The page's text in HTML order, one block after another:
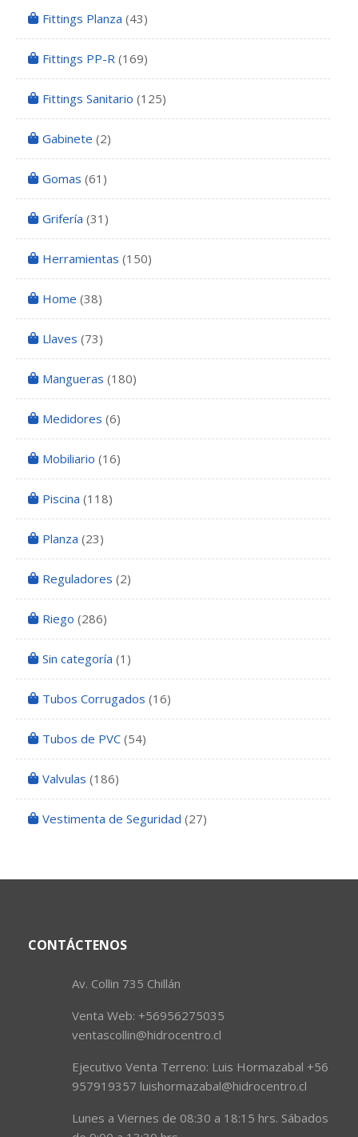
Fittings Planza (43)
Fittings PP-R (169)
Fittings Sanitario (125)
Gabinete (2)
Gomas (61)
Grifería (31)
Herramientas (150)
Home (38)
Llaves (73)
Mangueras (180)
Medidores (6)
Mobiliario (16)
Piscina (118)
Planza (23)
Reguladores (2)
Riego (286)
Sin categoría (1)
Tubos Corrugados (16)
Tubos de PVC (54)
Valvulas (186)
Vestimenta de Seguridad (27)
CONTÁCTENOS
Av. Collin 735 Chillán
Venta Web: +56956275035
ventascollin@hidrocentro.cl
Ejecutivo Venta Terreno: Luis Hormazabal +56
957919357 luishormazabal@hidrocentro.cl
Lunes a Viernes de 08:30 a 18:15 hrs. Sábados